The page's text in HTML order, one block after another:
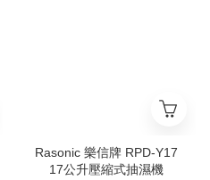
Rasonic 樂信牌 RPD-Y17
17公升壓縮式抽濕機